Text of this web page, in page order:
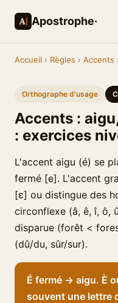
Apostrophe·
Accueil › Règles › Accents
Orthographe d'usage
Accents :
: exercices
L'accent aigu (é) se
fermé [e]. L'accent
[ɛ] ou distingue des
circonflexe (â, ê, î, ô,
disparue (forêt <
(dû/du, sûr/sur).
É fermé → aigu. È
souvent une lettre